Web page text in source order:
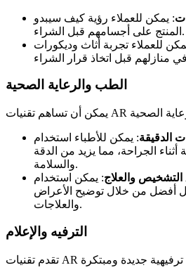
: يمكن للعملاء رؤية كيف سيبدو
المنتج على أجسامهم قبل الشراء.
للعملاء تجربة أثاث وديكورات
الطب والرعاية الصحية
الدقيقة: يمكن للأطباء استخدام AR لرؤية الأوعية
أثناء الجراحة، مما يزيد من الدقة
والسلامة.
التشخيص والعلاج: يمكن استخدام AR لمساعدة المرضى على
أفضل من خلال توضيح الأعراض
والعلاجات.
الترفيه والإعلام